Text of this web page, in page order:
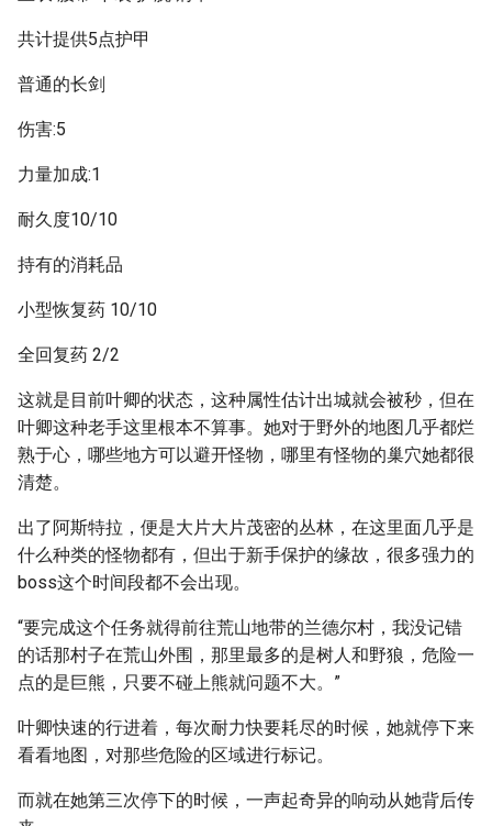
共计提供5点护甲
普通的长剑
伤害:5
力量加成:1
耐久度10/10
持有的消耗品
小型恢复药 10/10
全回复药 2/2
这就是目前叶卿的状态，这种属性估计出城就会被秒，但在
叶卿这种老手这里根本不算事。她对于野外的地图几乎都烂
熟于心，哪些地方可以避开怪物，哪里有怪物的巢穴她都很
清楚。
出了阿斯特拉，便是大片大片茂密的丛林，在这里面几乎是
什么种类的怪物都有，但出于新手保护的缘故，很多强力的
boss这个时间段都不会出现。
“要完成这个任务就得前往荒山地带的兰德尔村，我没记错
的话那村子在荒山外围，那里最多的是树人和野狼，危险一
点的是巨熊，只要不碰上熊就问题不大。”
叶卿快速的行进着，每次耐力快要耗尽的时候，她就停下来
看看地图，对那些危险的区域进行标记。
而就在她第三次停下的时候，一声起奇异的响动从她背后传